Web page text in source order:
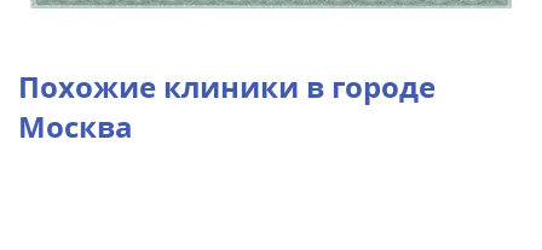
Похожие клиники в городе
Москва